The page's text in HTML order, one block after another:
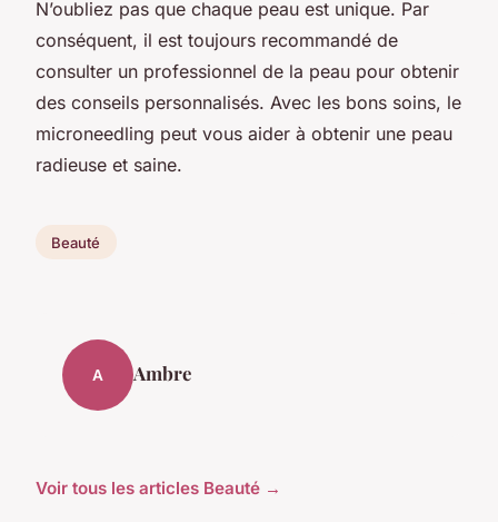
N’oubliez pas que chaque peau est unique. Par
conséquent, il est toujours recommandé de
consulter un professionnel de la peau pour obtenir
des conseils personnalisés. Avec les bons soins, le
microneedling peut vous aider à obtenir une peau
radieuse et saine.
Beauté
A Ambre
Voir tous les articles Beauté →